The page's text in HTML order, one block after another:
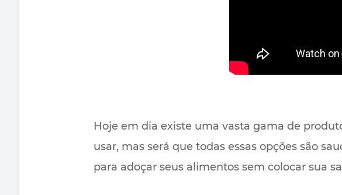
Hoje em dia existe uma vasta gama de
usar, mas será que todas essas opções são
para adoçar seus alimentos sem colocar sua